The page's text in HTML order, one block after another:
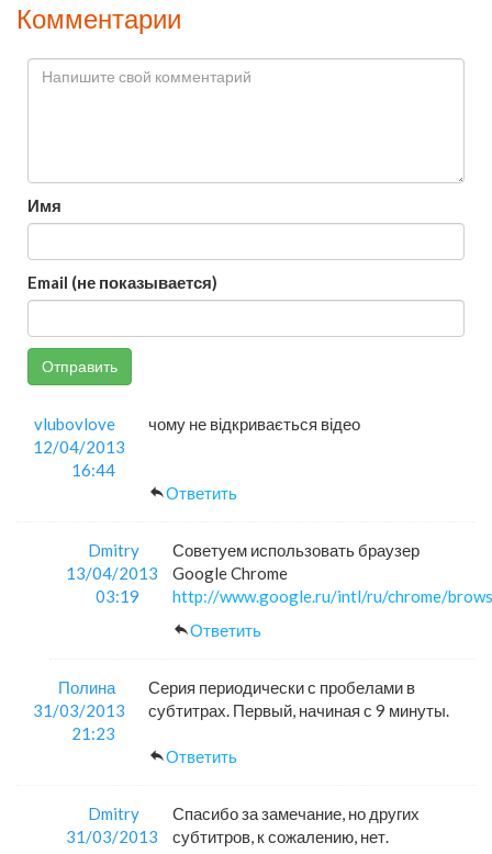
Комментарии
Имя
Email (не показывается)
Отправить
vlubovlove
12/04/2013
16:44
чому не відкривається відео
Ответить
Dmitry
13/04/2013
03:19
Советуем использовать браузер
Google Chrome
http://www.google.ru/intl/ru/chrome/
Ответить
Полина
31/03/2013
21:23
Серия периодически с пробелами в
субтитрах. Первый, начиная с 9 минуты.
Ответить
Dmitry
31/03/2013
Спасибо за замечание, но других
субтитров, к сожалению, нет.